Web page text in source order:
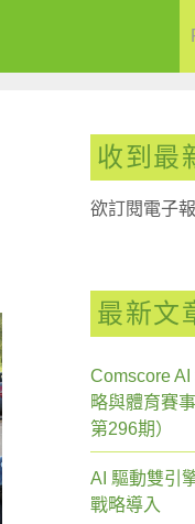
收到最
欲訂閱電子
最新文
Comscore
略與體育賽
第296期）
AI 驅動雙引
戰略導入